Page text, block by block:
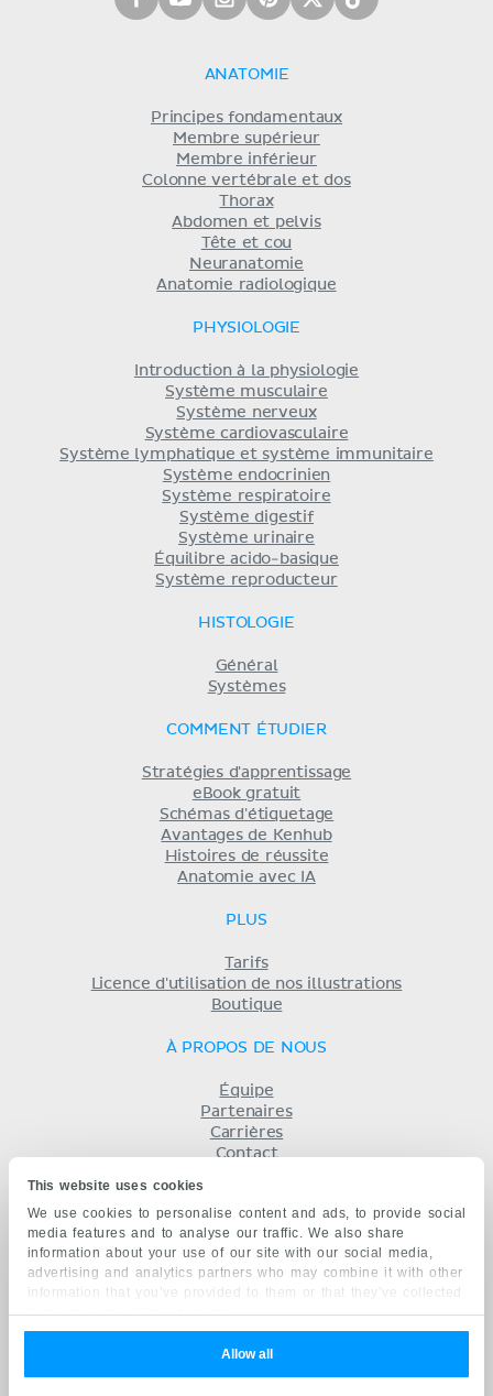
This website uses cookies
We use cookies to personalise content and ads, to provide social
media features and to analyse our traffic. We also share
information about your use of our site with our social media,
advertising and analytics partners who may combine it with other
information that you’ve provided to them or that they’ve collected
from your use of their services.
Allow all
ANATOMIE
Principes fondamentaux
Membre supérieur
Membre inférieur
Colonne vertébrale et dos
Thorax
Abdomen et pelvis
Tête et cou
Neuranatomie
Anatomie radiologique
PHYSIOLOGIE
Introduction à la physiologie
Système musculaire
Système nerveux
Système cardiovasculaire
Système lymphatique et système immunitaire
Système endocrinien
Système respiratoire
Système digestif
Système urinaire
Équilibre acido-basique
Système reproducteur
HISTOLOGIE
Général
Systèmes
COMMENT ÉTUDIER
Stratégies d'apprentissage
eBook gratuit
Schémas d'étiquetage
Avantages de Kenhub
Histoires de réussite
Anatomie avec IA
PLUS
Tarifs
Licence d'utilisation de nos illustrations
Boutique
À PROPOS DE NOUS
Équipe
Partenaires
Carrières
Contact
Politique de confidentialité
KENHUB EN...
English